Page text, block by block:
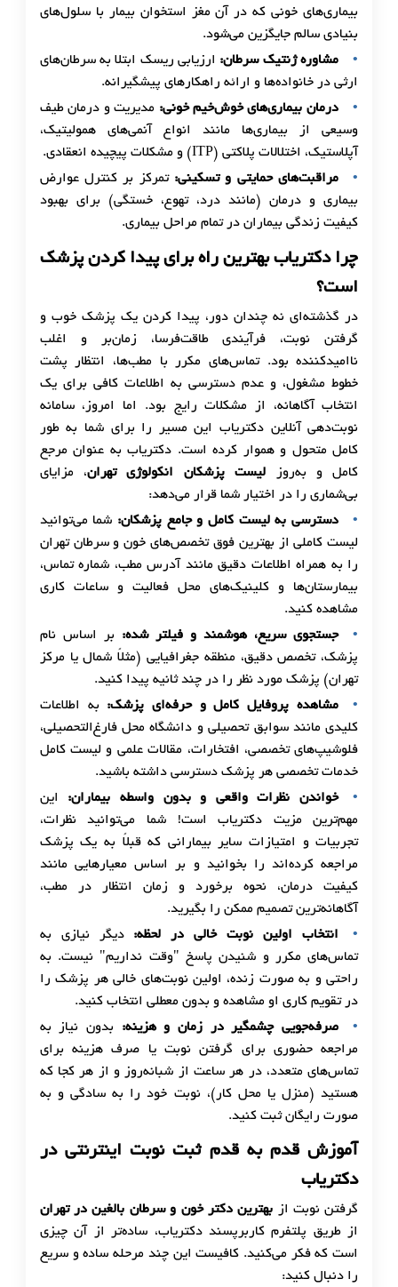
بیماری‌های خونی که در آن مغز استخوان بیمار با سلول‌های
بنیادی سالم جایگزین می‌شود.
مشاوره ژنتیک سرطان: ارزیابی ریسک ابتلا به سرطان‌های
ارثی در خانواده‌ها و ارائه راهکارهای پیشگیرانه.
درمان بیماری‌های خوش‌خیم خونی: مدیریت و درمان طیف
وسیعی از بیماری‌ها مانند انواع آنمی‌های همولیتیک،
آپلاستیک، اختلالات پلاکتی (ITP) و مشکلات پیچیده انعقادی.
مراقبت‌های حمایتی و تسکینی: تمرکز بر کنترل عوارض
بیماری و درمان (مانند درد، تهوع، خستگی) برای بهبود
کیفیت زندگی بیماران در تمام مراحل بیماری.
چرا دکتریاب بهترین راه برای پیدا کردن پزشک
است؟
در گذشته‌ای نه چندان دور، پیدا کردن یک پزشک خوب و
گرفتن نوبت، فرآیندی طاقت‌فرسا، زمان‌بر و اغلب
ناامیدکننده بود. تماس‌های مکرر با مطب‌ها، انتظار پشت
خطوط مشغول، و عدم دسترسی به اطلاعات کافی برای یک
انتخاب آگاهانه، از مشکلات رایج بود. اما امروز، سامانه
نوبت‌دهی آنلاین دکتریاب این مسیر را برای شما به طور
کامل متحول و هموار کرده است. دکتریاب به عنوان مرجع
کامل و به‌روز لیست پزشکان انکولوژی تهران، مزایای
بی‌شماری را در اختیار شما قرار می‌دهد:
دسترسی به لیست کامل و جامع پزشکان: شما می‌توانید
لیست کاملی از بهترین فوق تخصص‌های خون و سرطان تهران
را به همراه اطلاعات دقیق مانند آدرس مطب، شماره تماس،
بیمارستان‌ها و کلینیک‌های محل فعالیت و ساعات کاری
مشاهده کنید.
جستجوی سریع، هوشمند و فیلتر شده: بر اساس نام
پزشک، تخصص دقیق، منطقه جغرافیایی (مثلاً شمال یا مرکز
تهران) پزشک مورد نظر را در چند ثانیه پیدا کنید.
مشاهده پروفایل کامل و حرفه‌ای پزشک: به اطلاعات
کلیدی مانند سوابق تحصیلی و دانشگاه محل فارغ‌التحصیلی،
فلوشیپ‌های تخصصی، افتخارات، مقالات علمی و لیست کامل
خدمات تخصصی هر پزشک دسترسی داشته باشید.
خواندن نظرات واقعی و بدون واسطه بیماران: این
مهم‌ترین مزیت دکتریاب است! شما می‌توانید نظرات،
تجربیات و امتیازات سایر بیمارانی که قبلاً به یک پزشک
مراجعه کرده‌اند را بخوانید و بر اساس معیارهایی مانند
کیفیت درمان، نحوه برخورد و زمان انتظار در مطب،
آگاهانه‌ترین تصمیم ممکن را بگیرید.
انتخاب اولین نوبت خالی در لحظه: دیگر نیازی به
تماس‌های مکرر و شنیدن پاسخ "وقت نداریم" نیست. به
راحتی و به صورت زنده، اولین نوبت‌های خالی هر پزشک را
در تقویم کاری او مشاهده و بدون معطلی انتخاب کنید.
صرفه‌جویی چشمگیر در زمان و هزینه: بدون نیاز به
مراجعه حضوری برای گرفتن نوبت یا صرف هزینه برای
تماس‌های متعدد، در هر ساعت از شبانه‌روز و از هر کجا که
هستید (منزل یا محل کار)، نوبت خود را به سادگی و به
صورت رایگان ثبت کنید.
آموزش قدم به قدم ثبت نوبت اینترنتی در
دکتریاب
گرفتن نوبت از بهترین دکتر خون و سرطان بالغین در تهران
از طریق پلتفرم کاربرپسند دکتریاب، ساده‌تر از آن چیزی
است که فکر می‌کنید. کافیست این چند مرحله ساده و سریع
را دنبال کنید: